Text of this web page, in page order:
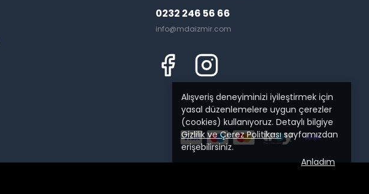
Alışveriş deneyiminizi iyileştirmek için
yasal düzenlemelere uygun çerezler
(cookies) kullanıyoruz. Detaylı bilgiye
Gizlilik ve Çerez Politikasısayfamızdan
erişebilirsiniz.
Anladım
0232 246 56 66
info@mdaizmir.com